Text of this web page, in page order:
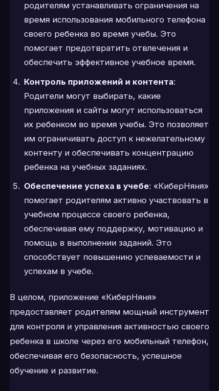
родителям устанавливать ограничения на
время использования мобильного телефона
своего ребенка во время учебы. Это
помогает предотвратить отвлечения и
обеспечить эффективное учебное время.
Контроль приложений и контента:
Родители могут выбирать, какие
приложения и сайты могут использоваться
их ребенком во время учебы. Это позволяет
им ограничивать доступ к нежелательному
контенту и обеспечивать концентрацию
ребенка на учебных заданиях.
Обеспечение успеха в учебе: «КиберНяня»
помогает родителям активно участвовать в
учебном процессе своего ребенка,
обеспечивая ему поддержку, мотивацию и
помощь в выполнении заданий. Это
способствует повышению успеваемости и
успехам в учебе.
В целом, приложение «КиберНяня»
предоставляет родителям мощный инструмент
для контроля и управления активностью своего
ребенка в школе через его мобильный телефон,
обеспечивая его безопасность, успешное
обучение и развитие.